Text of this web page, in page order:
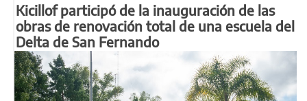
Kicillof participó de la inauguración de las
obras de renovación total de una escuela del
Delta de San Fernando